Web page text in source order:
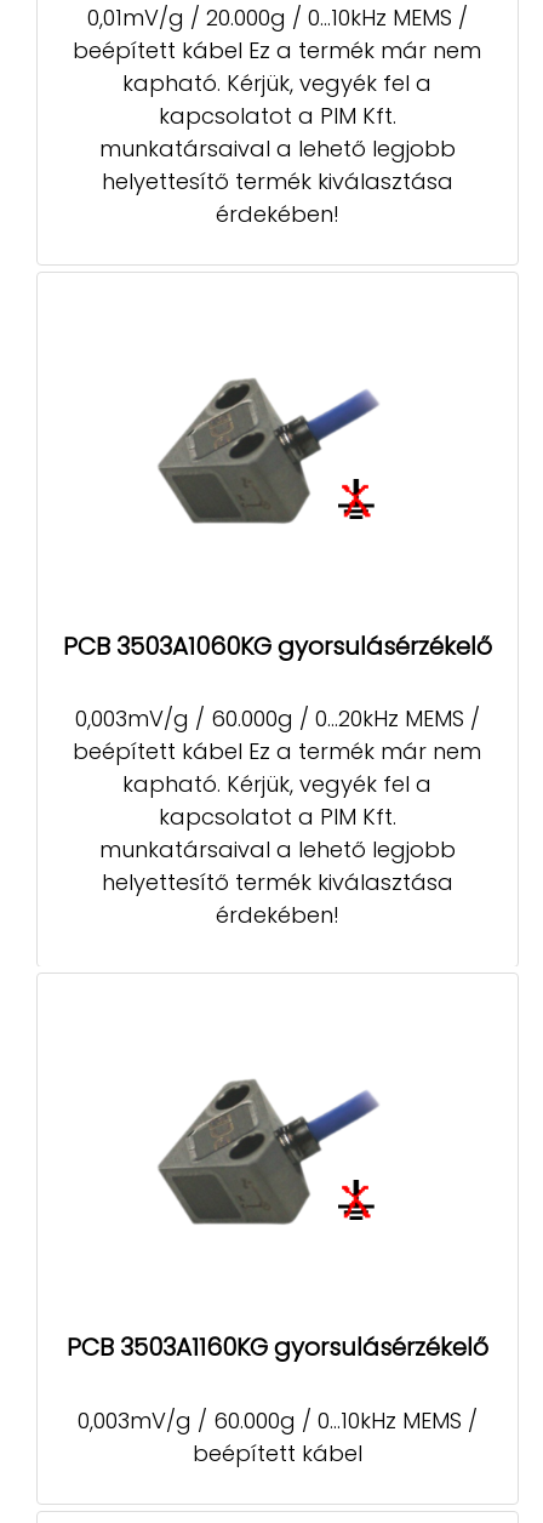
0,01mV/g / 20.000g / 0...10kHz MEMS /
beépített kábel Ez a termék már nem
kapható. Kérjük, vegyék fel a
kapcsolatot a PIM Kft.
munkatársaival a lehető legjobb
helyettesítő termék kiválasztása
érdekében!
PCB 3503A1060KG gyorsulásérzékelő
0,003mV/g / 60.000g / 0...20kHz MEMS /
beépített kábel Ez a termék már nem
kapható. Kérjük, vegyék fel a
kapcsolatot a PIM Kft.
munkatársaival a lehető legjobb
helyettesítő termék kiválasztása
érdekében!
PCB 3503A1160KG gyorsulásérzékelő
0,003mV/g / 60.000g / 0...10kHz MEMS /
beépített kábel